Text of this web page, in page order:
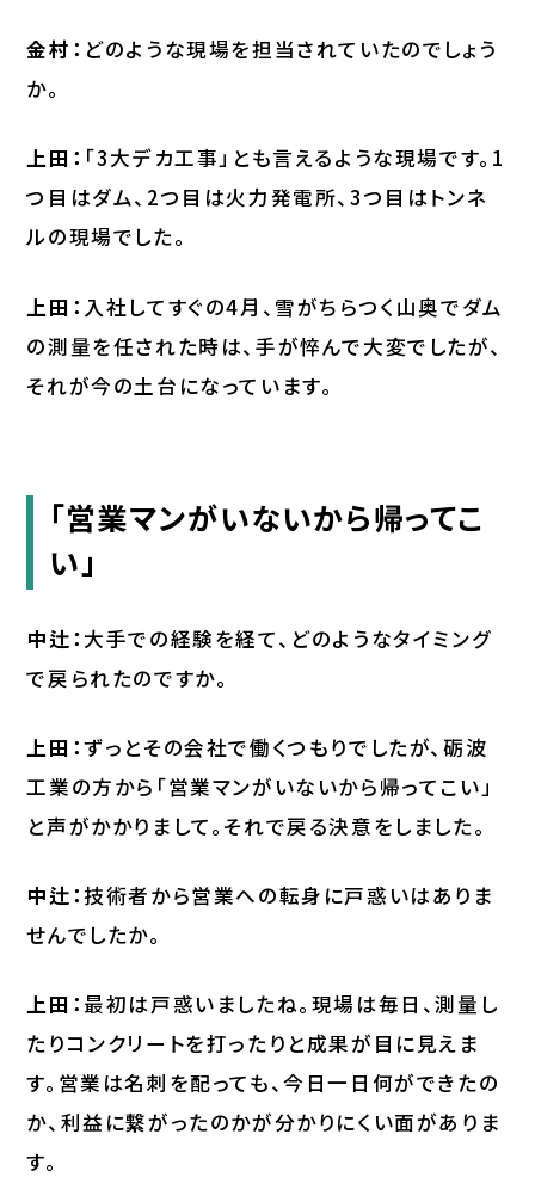
金村： どのような現場を担当されていたのでしょう
か。
上田： 「3大デカ工事」とも言えるような現場です。1
つ目はダム、2つ目は火力発電所、3つ目はトンネ
ルの現場でした。
上田： 入社してすぐの4月、雪がちらつく山奥でダム
の測量を任された時は、手が悴んで大変でしたが、
それが今の土台になっています。
「営業マンがいないから帰ってこ
い」
中辻： 大手での経験を経て、どのようなタイミング
で戻られたのですか。
上田：ずっとその会社で働くつもりでしたが、砺波
工業の方から「営業マンがいないから帰ってこい」
と声がかかりまして。それで戻る決意をしました。
中辻：技術者から営業への転身に戸惑いはありま
せんでしたか。
上田： 最初は戸惑いましたね。現場は毎日、測量し
たりコンクリートを打ったりと成果が目に見えま
す。営業は名刺を配っても、今日一日何ができたの
か、利益に繋がったのかが分かりにくい面がありま
す。